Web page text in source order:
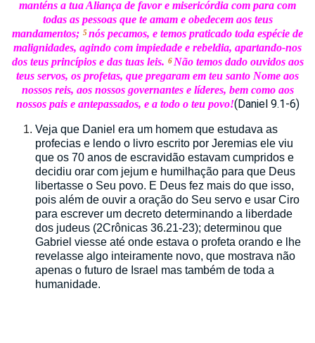
manténs a tua Aliança de favor e misericórdia com para com
todas as pessoas que te amam e obedecem aos teus
mandamentos; 5nós pecamos, e temos praticado toda espécie de
malignidades, agindo com impiedade e rebeldia, apartando-nos
dos teus princípios e das tuas leis. 6 Não temos dado ouvidos aos
teus servos, os profetas, que pregaram em teu santo Nome aos
nossos reis, aos nossos governantes e líderes, bem como aos
nossos pais e antepassados, e a todo o teu povo!(Daniel 9.1-6)
Veja que Daniel era um homem que estudava as
profecias e lendo o livro escrito por Jeremias ele viu
que os 70 anos de escravidão estavam cumpridos e
decidiu orar com jejum e humilhação para que Deus
libertasse o Seu povo. E Deus fez mais do que isso,
pois além de ouvir a oração do Seu servo e usar Ciro
para escrever um decreto determinando a liberdade
dos judeus (2Crônicas 36.21-23); determinou que
Gabriel viesse até onde estava o profeta orando e lhe
revelasse algo inteiramente novo, que mostrava não
apenas o futuro de Israel mas também de toda a
humanidade.